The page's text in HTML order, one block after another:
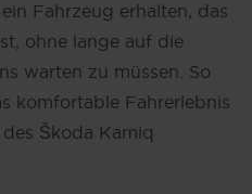
Fahrzeug erhalten, das
ohne lange auf die
warten zu müssen. So
komfortable Fahrerlebnis
Škoda Kamiq